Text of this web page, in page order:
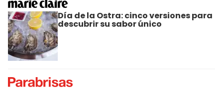
Día de la Ostra: cinco versiones para
descubrir su sabor único